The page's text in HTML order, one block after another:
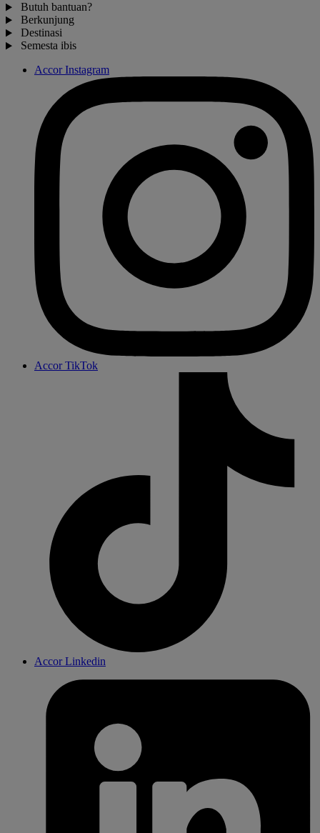
Butuh bantuan?
Berkunjung
Destinasi
Semesta ibis
Accor Instagram
Accor TikTok
Accor Linkedin